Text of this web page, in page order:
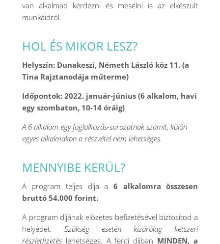
van alkalmad kérdezni és mesélni is az elkészült
munkáidról.
HOL ÉS MIKOR LESZ?
Helyszín: Dunakeszi, Németh László köz 11. (a
Tina Rajztanodája műterme)
Időpontok: 2022. január-június (6 alkalom, havi
egy szombaton, 10-14 óráig)
A 6 alkalom egy foglalkozás-sorozatnak számít, külön
egyes alkalmakon a részvétel nem lehetséges.
MENNYIBE KERÜL?
A program teljes díja a 6 alkalomra összesen
bruttó 54.000 forint.
A program díjának előzetes befizetésével biztosítod a
helyedet. Szükség esetén kizárólag kétszeri
részletfizetéslehetséges. A fenti díjban MINDEN, a